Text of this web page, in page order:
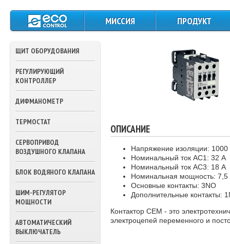
МИССИЯ ПРОДУКТ
ПИТАНИЯ И
УПРАВЛЕНИЯ
КОНТРОЛЛЕРЫ
ДАТЧИКИ
ТЕРМОСТАТЫ
ПРИВОДА
ЗАСЛОНОК
ПРИВОДА
КЛАПАНОВ ВОДЫ
ЩИТ ОБОРУДОВАНИЯ
РЕГУЛИРУЮЩИЙ
КОНТРОЛЛЕР
ДИФМАНОМЕТР
ТЕРМОСТАТ
СЕРВОПРИВОД
ВОЗДУШНОГО КЛАПАНА
БЛОК ВОДЯНОГО КЛАПАНА
ШИМ-РЕГУЛЯТОР
МОЩНОСТИ
АВТОМАТИЧЕСКИЙ
ВЫКЛЮЧАТЕЛЬ
ОПИСАНИЕ
Напряжение изоляции: 1000
Номинальный ток AC1: 32 А
Номинальный ток AC3: 18 А
Номинальная мощность: 7,5
Основные контакты: 3NО
Дополнительные контакты:
Контактор CEM - это
электроцепей переменного и